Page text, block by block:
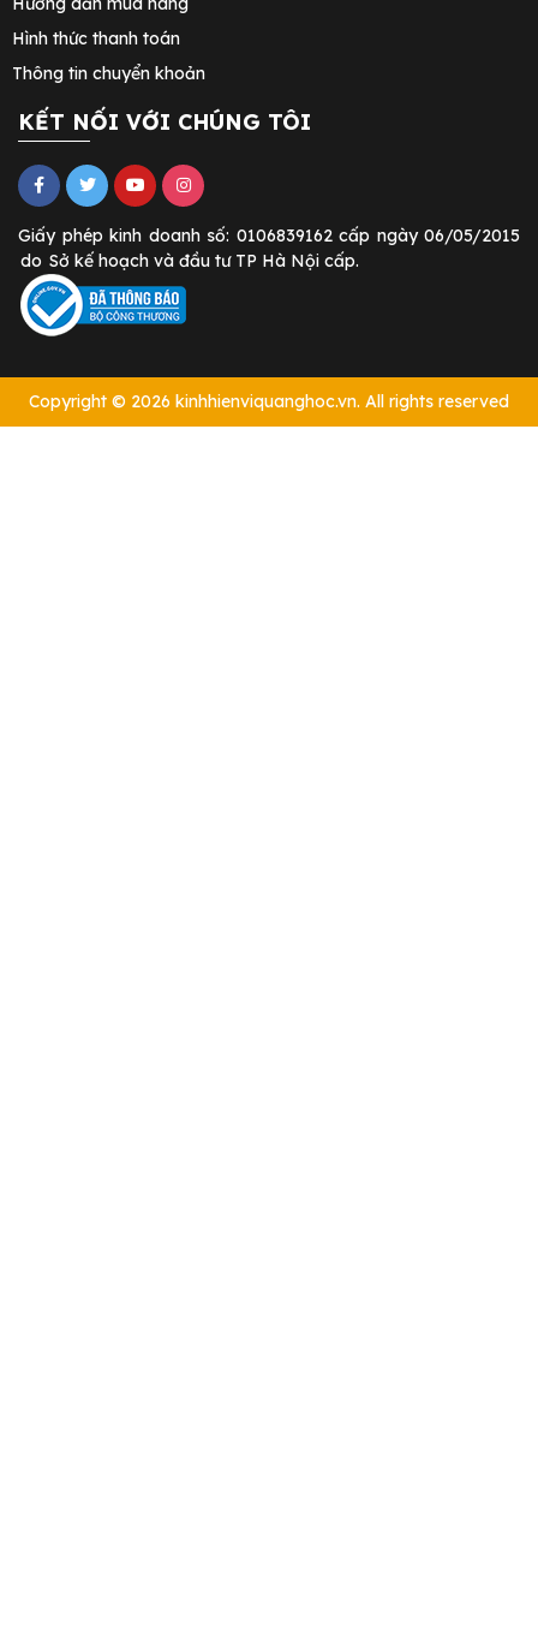
Hình thức thanh toán
Thông tin chuyển khoản
KẾT NỐI VỚI CHÚNG TÔI
Giấy phép kinh doanh số: 0106839162 cấp ngày 06/05/2015
do Sở kế hoạch và đầu tư TP Hà Nội cấp.
Copyright © 2026 kinhhienviquanghoc.vn. All rights reserved